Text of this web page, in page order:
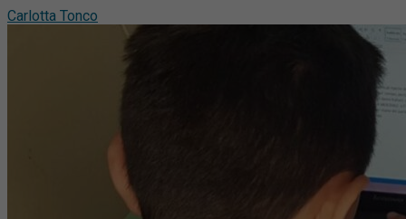
Carlotta Tonco